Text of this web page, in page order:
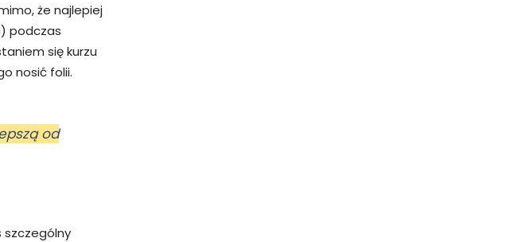
że najlepiej
podczas
się kurzu
nosić folii.
od
szczególny